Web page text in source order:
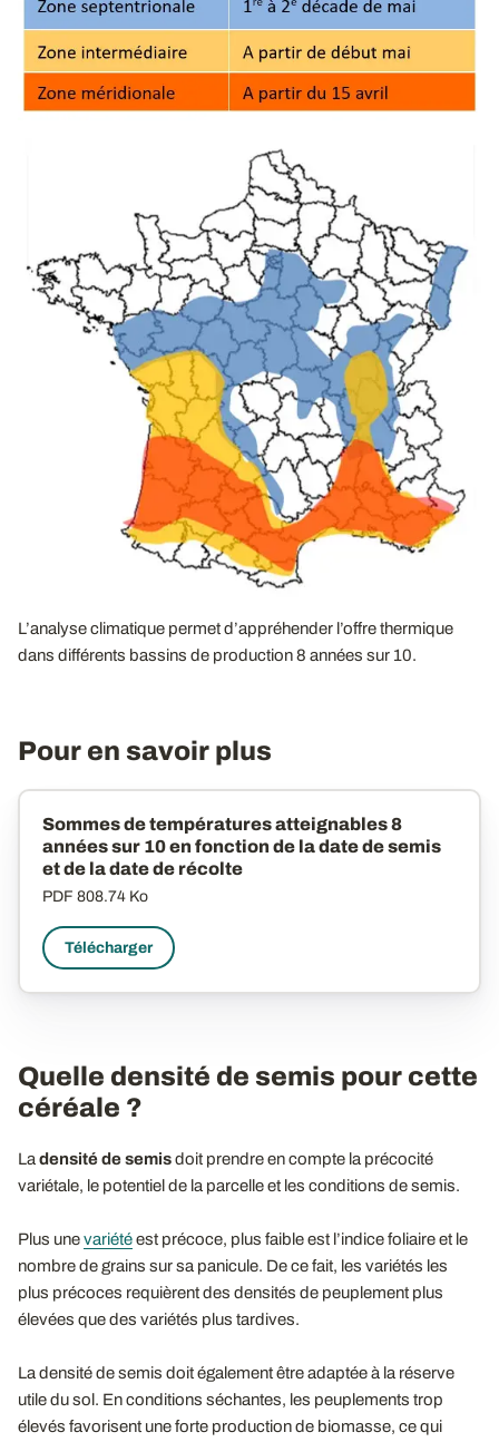
L’analyse climatique permet d’appréhender l’offre thermique
dans différents bassins de production 8 années sur 10.
Pour en savoir plus
Sommes de températures atteignables 8
années sur 10 en fonction de la date de semis
et de la date de récolte
PDF 808.74 Ko
Télécharger
Quelle densité de semis pour cette
céréale ?
La densité de semisdoit prendre en compte la précocité
variétale, le potentiel de la parcelle et les conditions de semis.
Plus unevariétéest précoce, plus faible est l’indice foliaire et le
nombre de grains sur sa panicule. De ce fait, les variétés les
plus précoces requièrent des densités de peuplement plus
élevées que des variétés plus tardives.
La densité de semis doit également être adaptée à la réserve
utile du sol. En conditions séchantes, les peuplements trop
élevés favorisent une forte production de biomasse, ce qui